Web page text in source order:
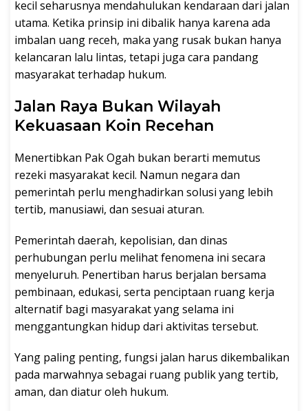
kecil seharusnya mendahulukan kendaraan dari jalan
utama. Ketika prinsip ini dibalik hanya karena ada
imbalan uang receh, maka yang rusak bukan hanya
kelancaran lalu lintas, tetapi juga cara pandang
masyarakat terhadap hukum.
Jalan Raya Bukan Wilayah
Kekuasaan Koin Recehan
Menertibkan Pak Ogah bukan berarti memutus
rezeki masyarakat kecil. Namun negara dan
pemerintah perlu menghadirkan solusi yang lebih
tertib, manusiawi, dan sesuai aturan.
Pemerintah daerah, kepolisian, dan dinas
perhubungan perlu melihat fenomena ini secara
menyeluruh. Penertiban harus berjalan bersama
pembinaan, edukasi, serta penciptaan ruang kerja
alternatif bagi masyarakat yang selama ini
menggantungkan hidup dari aktivitas tersebut.
Yang paling penting, fungsi jalan harus dikembalikan
pada marwahnya sebagai ruang publik yang tertib,
aman, dan diatur oleh hukum.